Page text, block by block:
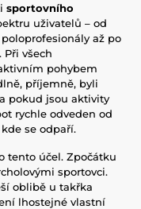
sportovního
uživatelů – od
až po
všech
pohybem
příjemně, byli
pokud jsou aktivity
rychle odveden od
se odpaří.
tento účel. Zpočátku
sportovci.
oblibě u takřka
lhostejné vlastní